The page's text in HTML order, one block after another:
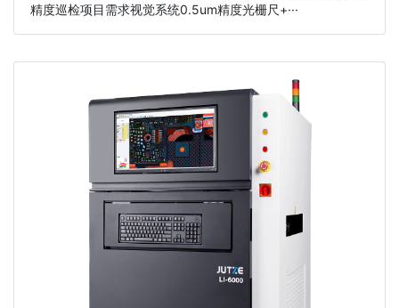
精度巡检项目需求视觉系统0.5um精度光栅尺+···